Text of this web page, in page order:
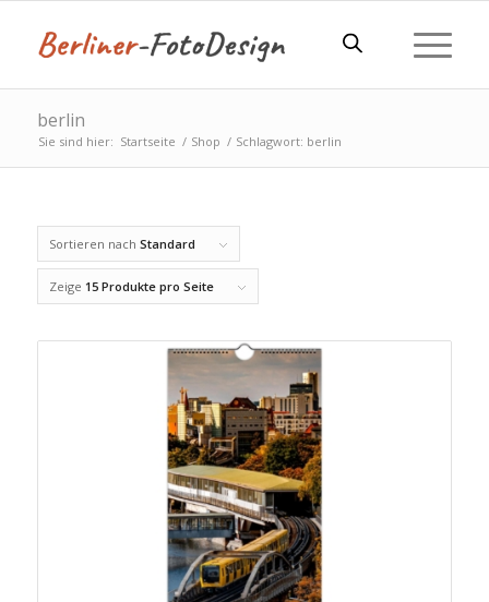
berlin
Sie sind hier: Startseite / Shop / Schlagwort: berlin
Sortieren nach Standard
Zeige 15 Produkte pro Seite